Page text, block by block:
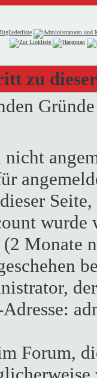
zu
wurde
Monate
Forum,